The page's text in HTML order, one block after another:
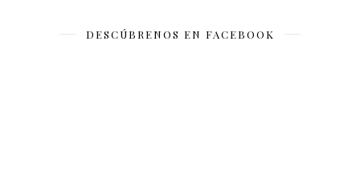
DESCÚBRENOS EN FACEBOOK